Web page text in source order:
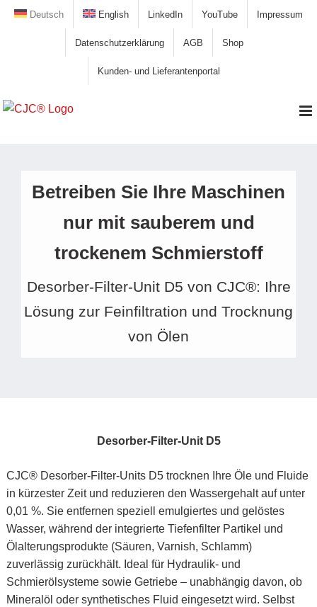
Zum
Deutsch English LinkedIn YouTube Impressum
Datenschutzerklärung AGB Shop
Kunden- und Lieferantenportal
Betreiben Sie Ihre Maschinen
nur mit sauberem und
trockenem Schmierstoff
Desorber-Filter-Unit D5 von CJC®: Ihre
Lösung zur Feinfiltration und Trocknung
von Ölen
Desorber-Filter-Unit D5
CJC® Desorber-Filter-Units D5 trocknen Ihre Öle und Fluide
in kürzester Zeit und reduzieren den Wassergehalt auf unter
0,01 %. Sie entfernen speziell emulgiertes und gelöstes
Wasser, während der integrierte Tiefenfilter Partikel und
Ölalterungsprodukte (Säuren, Varnish, Schlamm)
zuverlässig zurückhält. Ideal für Hydraulik- und
Schmierölsysteme sowie Getriebe – unabhängig davon, ob
Mineralöl oder synthetisches Fluid eingesetzt wird. Selbst